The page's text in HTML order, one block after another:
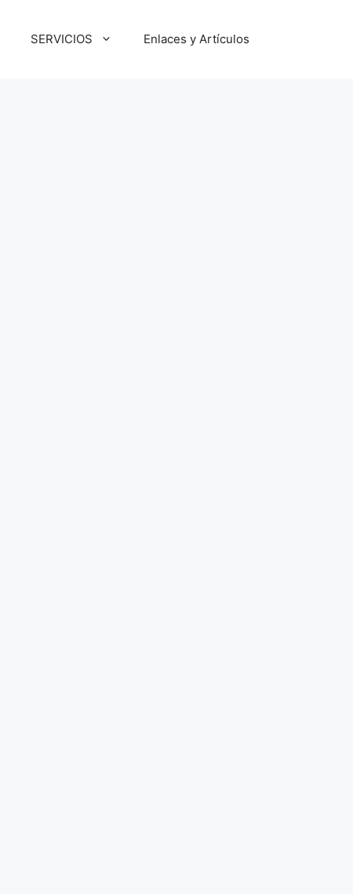
SERVICIOS Enlaces y Artículos